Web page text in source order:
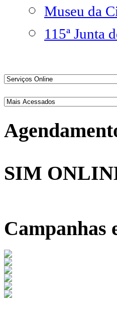
Museu da
115ª Junta
SIM
Campanhas